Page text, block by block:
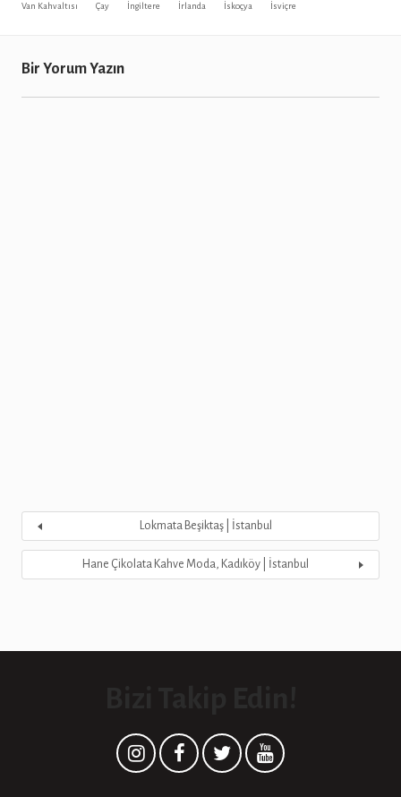
Van Kahvaltısı
Çay İngiltere İrlanda İskoçya İsviçre
Bir Yorum Yazın
Lokmata Beşiktaş | İstanbul
Hane Çikolata Kahve Moda, Kadıköy | İstanbul